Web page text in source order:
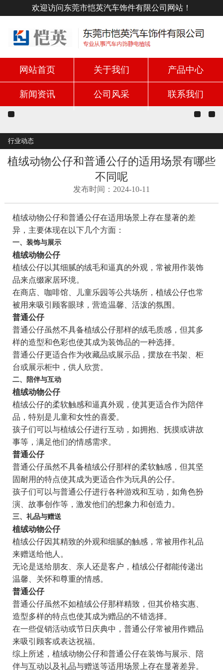
欢迎访问东莞市恺英汽车饰件有限公司网站！
网站首页 关于我们 产品中心
新闻资讯 公司风采 联系我们
行业动态
植绒动物公仔和普通公仔的适用场景有哪些
不同呢
发布时间：2024-10-11
植绒动物公仔和普通公仔在适用场景上存在显著的差
异，主要体现在以下几个方面：
一、装饰与展示
植绒动物公仔
植绒公仔以其细腻的绒毛和逼真的外观，常被用作装饰
品来点缀家居环境。
在商店、咖啡馆、儿童乐园等公共场所，植绒公仔也常
被用来吸引顾客眼球，营造温馨、活泼的氛围。
普通公仔
普通公仔虽然不具备植绒公仔那样的绒毛质感，但其多
样的造型和色彩也使其成为装饰品的一种选择。
普通公仔更适合作为收藏品或展示品，摆放在书架、柜
台或展示柜中，供人欣赏。
二、陪伴与互动
植绒动物公仔
植绒公仔的柔软触感和逼真外观，使其更适合作为陪伴
品，特别是儿童和女性的喜爱。
孩子们可以与植绒公仔进行互动，如拥抱、抚摸或讲故
事等，满足他们的情感需求。
普通公仔
普通公仔虽然不具备植绒公仔那样的柔软触感，但其坚
固耐用的特点使其成为更适合作为玩具的公仔。
孩子们可以与普通公仔进行各种游戏和互动，如角色扮
演、故事创作等，激发他们的想象力和创造力。
三、礼品与赠送
植绒动物公仔
植绒公仔因其精致的外观和细腻的触感，常被用作礼品
来赠送给他人。
无论是送给朋友、亲人还是客户，植绒公仔都能传递出
温馨、关怀和尊重的情感。
普通公仔
普通公仔虽然不如植绒公仔那样精致，但其价格实惠、
造型多样的特点也使其成为赠品的不错选择。
在一些促销活动或节日庆典中，普通公仔常被用作赠品
来吸引顾客或表达祝福。
综上所述，植绒动物公仔和普通公仔在装饰与展示、陪
伴与互动以及礼品与赠送等适用场景上存在显著差异。